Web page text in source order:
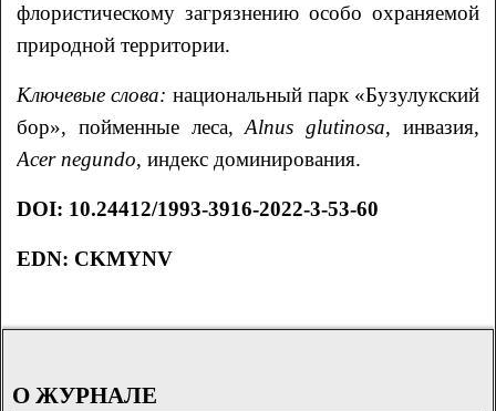
флористическому загрязнению особо охраняемой
природной территории.
Ключевые слова: национальный парк «Бузулукский
бор», пойменные леса,Alnus glutinosa, инвазия,
Acernegundo, индекс доминирования.
DOI: 10.24412/1993-3916-2022-3-53-60
EDN: CKMYNV
О ЖУРНАЛЕ